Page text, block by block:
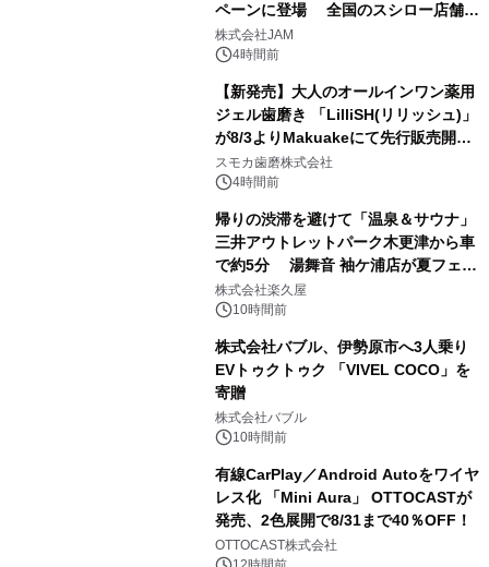
ペーンに登場 全国のスシロー店舗で
GR 4車種の FUNBOO(ミニカー)付き
メニューが展開されます
株式会社JAM
4時間前
【新発売】大人のオールインワン薬用
ジェル歯磨き 「LilliSH(リリッシュ)」
が8/3よりMakuakeにて先行販売開
始！
スモカ歯磨株式会社
4時間前
帰りの渋滞を避けて「温泉＆サウナ」
三井アウトレットパーク木更津から車
で約5分 湯舞音 袖ケ浦店が夏フェア
メニューを提供
株式会社楽久屋
10時間前
株式会社バブル、伊勢原市へ3人乗り
EVトゥクトゥク 「VIVEL COCO」を
寄贈
株式会社バブル
10時間前
有線CarPlay／Android Autoをワイヤ
レス化 「Mini Aura」 OTTOCASTが
発売、2色展開で8/31まで40％OFF！
OTTOCAST株式会社